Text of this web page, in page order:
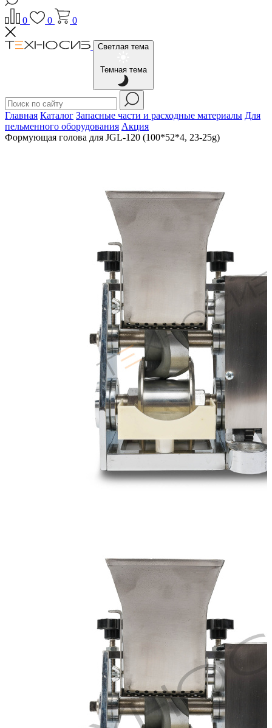
0 0 0
Светлая тема
Темная тема
Главная Каталог Запасные части и расходные материалы Для
пельменного оборудования Акция
Формующая голова для JGL-120 (100*52*4, 23-25g)